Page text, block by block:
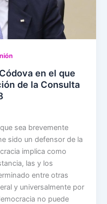
en el que
de la Consulta
sea brevemente
sido un defensor de la
implica como
las y los
entre otras
y universalmente por
no puede